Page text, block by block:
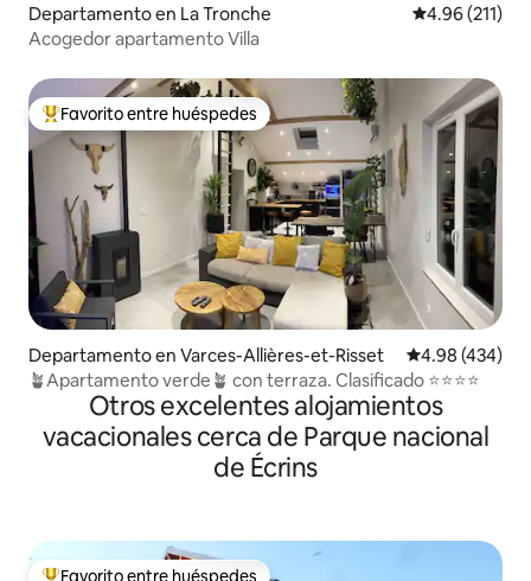
Departamento en La Tronche Calificación
4.96 (211)
Acogedor apartamento Villa
De los mejores en Favorito entre huéspedes
Favorito entre huéspedes
Departamento en Varces-Allières-et-Risset Calificación
4.98 (434)
🪴Apartamento verde🪴 con terraza. Clasificado ⭐️⭐️⭐️⭐️
Otros excelentes alojamientos
vacacionales cerca de Parque nacional
de Écrins
Favorito entre huéspedes